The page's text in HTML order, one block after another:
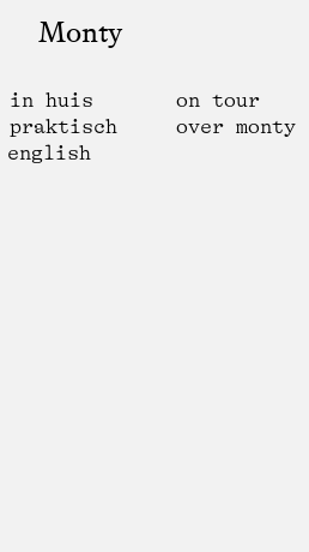
Monty
in huis
on tour
praktisch
over monty
english